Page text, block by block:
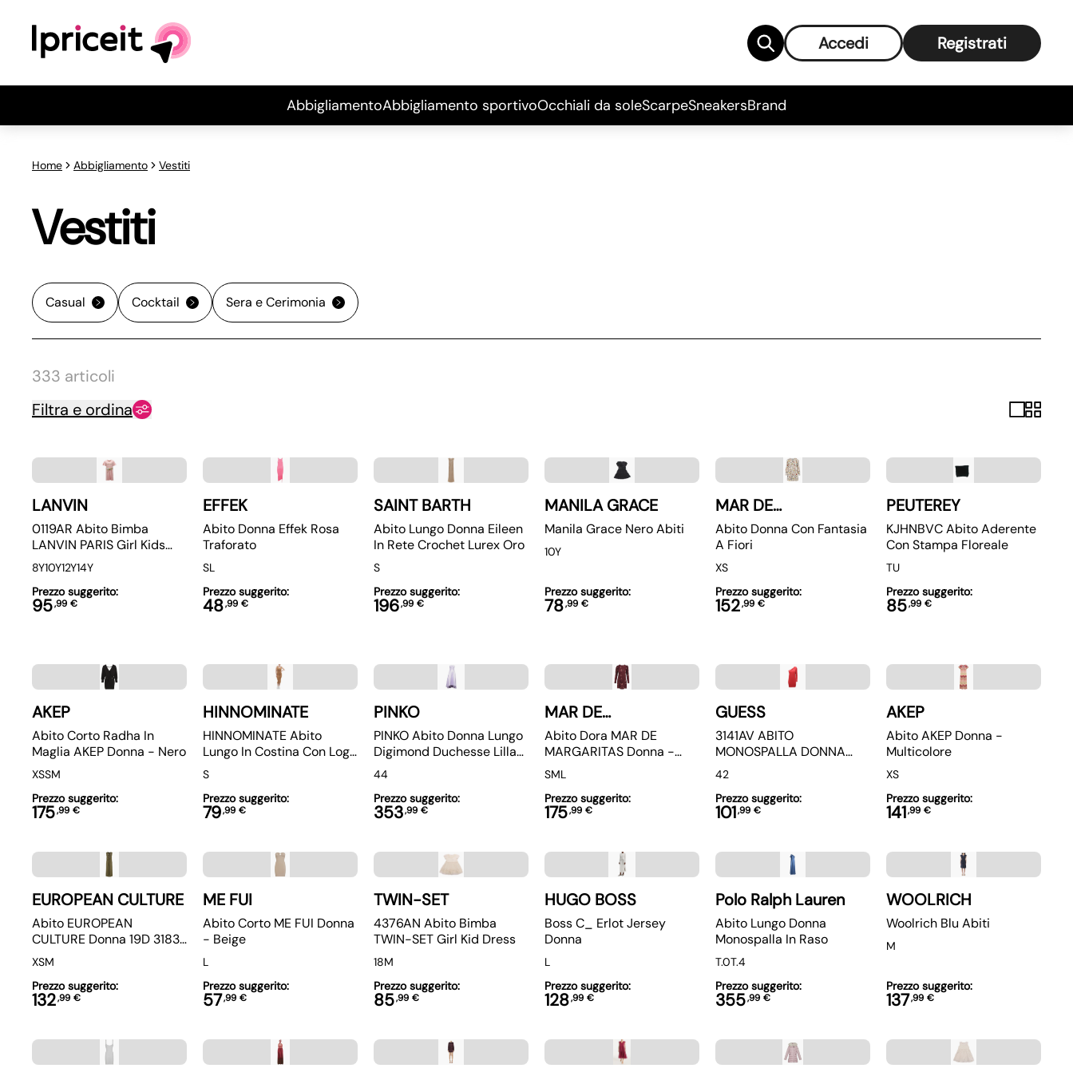
Accedi Registrati
AbbigliamentoAbbigliamento sportivoOcchiali da soleScarpeSneakersBrand
Home Abbigliamento Vestiti
Vestiti
Casual Cocktail Sera e Cerimonia
333 articoli
Filtra e ordina
LANVIN
0119AR Abito Bimba
LANVIN PARIS Girl Kids
Dress Pink
8Y10Y12Y14Y
Prezzo suggerito:
95,99 €
EFFEK
Abito Donna Effek Rosa
Traforato
SL
Prezzo suggerito:
48,99 €
SAINT BARTH
Abito Lungo Donna Eileen
In Rete Crochet Lurex Oro
S
Prezzo suggerito:
196,99 €
MANILA GRACE
Manila Grace Nero Abiti
10Y
Prezzo suggerito:
78,99 €
MAR DE
MARGARITAS
Abito Donna Con Fantasia
A Fiori
XS
Prezzo suggerito:
152,99 €
PEUTEREY
KJHNBVC Abito Aderente
Con Stampa Floreale
TU
Prezzo suggerito:
85,99 €
AKEP
Abito Corto Radha In
Maglia AKEP Donna - Nero
XSSM
Prezzo suggerito:
175,99 €
HINNOMINATE
HINNOMINATE Abito
Lungo In Costina Con Logo
Articolo HNW709
S
Prezzo suggerito:
79,99 €
PINKO
PINKO Abito Donna Lungo
Digimond Duchesse Lilla
Scollo Senza Spalline
44
Prezzo suggerito:
353,99 €
MAR DE
MARGARITAS
Abito Dora MAR DE
MARGARITAS Donna -
Rosso
SML
Prezzo suggerito:
175,99 €
GUESS
3141AV ABITO
MONOSPALLA DONNA
GUESS MARCIANO
WOMAN DRESS
42
Prezzo suggerito:
101,99 €
AKEP
Abito AKEP Donna -
Multicolore
XS
Prezzo suggerito:
141,99 €
EUROPEAN CULTURE
Abito EUROPEAN
CULTURE Donna 19D 3183
Verde
XSM
Prezzo suggerito:
132,99 €
ME FUI
Abito Corto ME FUI Donna
- Beige
L
Prezzo suggerito:
57,99 €
TWIN-SET
4376AN Abito Bimba
TWIN-SET Girl Kid Dress
18M
Prezzo suggerito:
85,99 €
HUGO BOSS
Boss C_ Erlot Jersey
Donna
L
Prezzo suggerito:
128,99 €
Polo Ralph Lauren
Abito Lungo Donna
Monospalla In Raso
T.0T.4
Prezzo suggerito:
355,99 €
WOOLRICH
Woolrich Blu Abiti
M
Prezzo suggerito:
137,99 €